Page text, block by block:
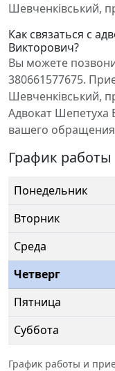
Шевченківський,
Как связаться с
Викторович?
Вы можете
380661577675.
Шевченківський,
Адвокат Шепетуха
вашего
График работы
Понедельник
Вторник
Среда
Четверг
Пятница
Суббота
График работы и